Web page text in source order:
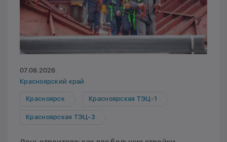
07.08.2026
Красноярский край
Красноярск Красноярская ТЭЦ-1
Красноярская ТЭЦ-3